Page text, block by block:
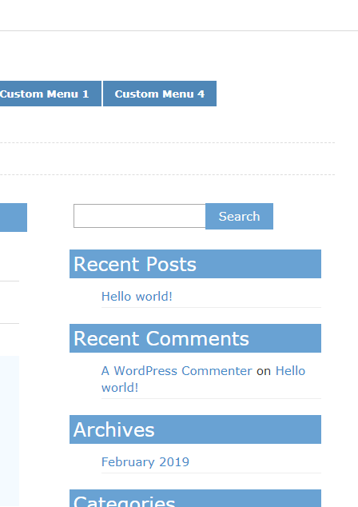
അവസാനമായി പുതുക്കിയത്
ഫെബ്രുവരി 14, 2019